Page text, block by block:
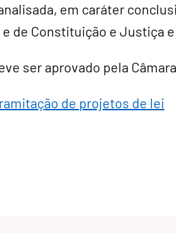
em caráter
de Constituição e Justiça
ser aprovado pela
de projetos de lei